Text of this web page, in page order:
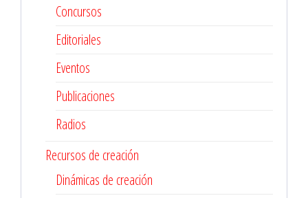
Concursos
Editoriales
Eventos
Publicaciones
Radios
Recursos de creación
Dinámicas de creación